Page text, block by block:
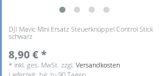
DJI Mavic Mini Ersatz Steuerknüppel Control Stick
schwarz
8,90 € *
* inkl. ges. MwSt. zzgl.Versandkosten